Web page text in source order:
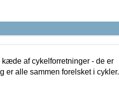
af cykelforretninger - de er
er alle sammen forelsket i cykler.